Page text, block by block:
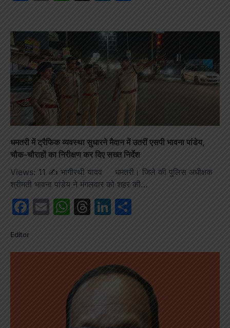
धमतरी में ट्रैफिक व्यवस्था सुधारने मैदान में उतरीं एसपी भावना पांडेय,
चौक-चौराहों का निरीक्षण कर दिए सख्त निर्देश
Views: 11 ✍️ भागीरथी यादव धमतरी। जिले की पुलिस अधीक्षक
श्रीमती भावना पांडेय ने मंगलवार को शहर की…
Facebook
EmailWhatsApp
Threads
LinkedIn
Editor